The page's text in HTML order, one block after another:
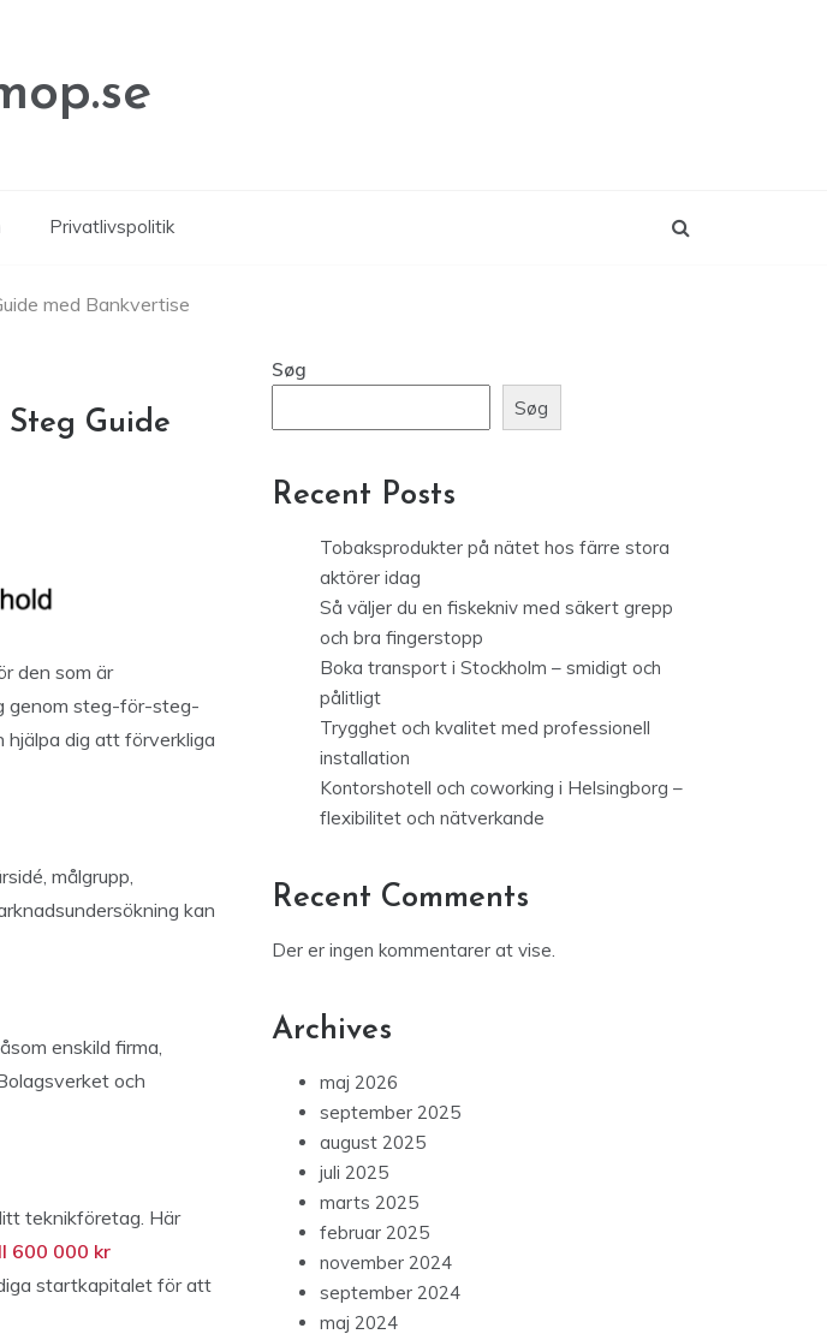
Privatlivspolitik
med Bankvertise
Guide
den som är
genom steg-för-steg-
hjälpa dig att förverkliga
målgrupp,
kan
enskild firma,
och
teknikföretag. Här
600 000 kr
startkapitalet för att
Søg
Søg
Recent Posts
Tobaksprodukter på nätet hos färre stora
aktörer idag
Så väljer du en fiskekniv med säkert grepp
och bra fingerstopp
Boka transport i Stockholm – smidigt och
pålitligt
Trygghet och kvalitet med professionell
installation
Kontorshotell och coworking i Helsingborg –
flexibilitet och nätverkande
Recent Comments
Der er ingen kommentarer at vise.
Archives
maj 2026
september 2025
august 2025
juli 2025
marts 2025
februar 2025
november 2024
september 2024
maj 2024